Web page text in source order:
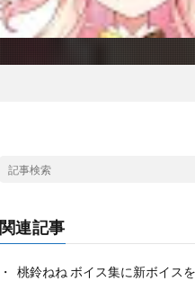
関連記事
桃鈴ねね ボイス集に新ボイス